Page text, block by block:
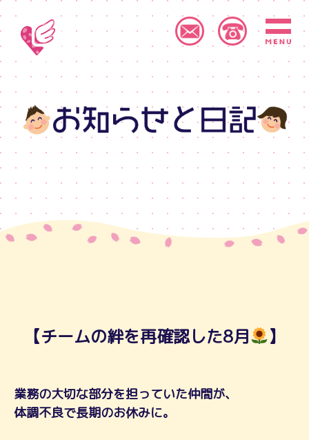
【チームの絆を再確認した8月 】
業務の大切な部分を担っていた仲間が、
体調不良で長期のお休みに。